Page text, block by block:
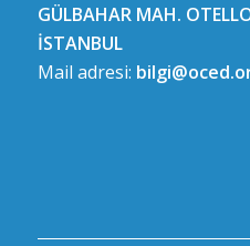
GÜLBAHAR MAH.
İSTANBUL
Mail adresi: